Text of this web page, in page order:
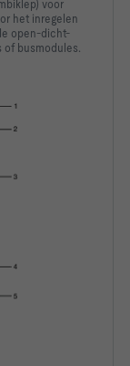
voor
het inregelen
open-dicht-
of busmodules.